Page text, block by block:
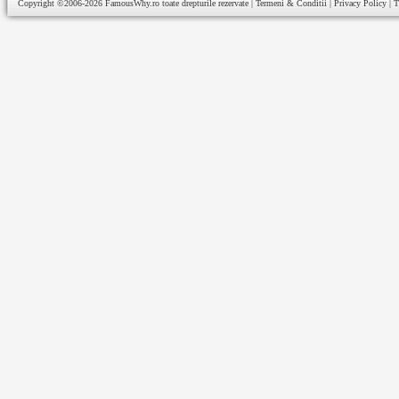
Copyright ©2006-2026 FamousWhy.ro toate drepturile rezervate | Termeni & Conditii Privacy Policy